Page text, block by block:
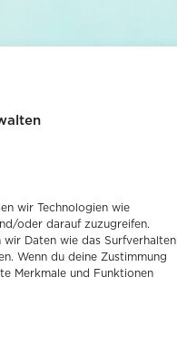
wir Technologien wie
oder darauf zuzugreifen.
wir Daten wie das Surfverhalten
Wenn du deine Zustimmung
Merkmale und Funktionen